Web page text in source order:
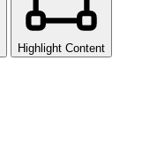
Highlight Content